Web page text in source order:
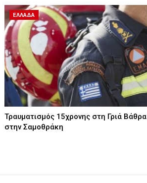
ΕΛΛΑΔΑ
Τραυματισμός 15χρονης στη Γριά Βάθρα
στην Σαμοθράκη